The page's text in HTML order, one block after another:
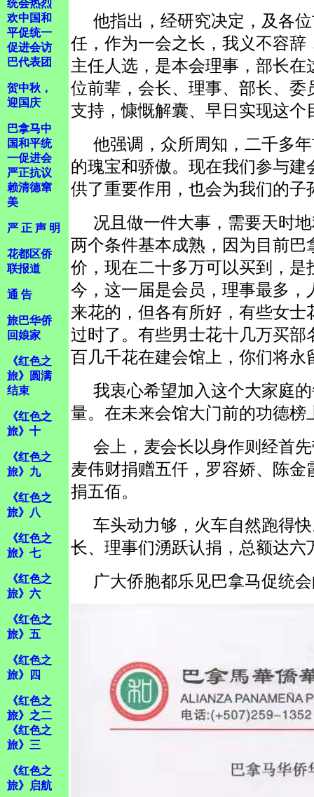
统会热烈
欢中国和
平促统一
促进会访
巴代表团
贺中秋，
迎国庆
巴拿马中
国和平统
一促进会
严正抗议
赖清德窜
美
严 正 声 明
花都区侨
联报道
通 告
旅巴华侨
回娘家
《红色之
旅》圆满
结束
《红色之
旅》十
《红色之
旅》九
《红色之
旅》八
《红色之
旅》七
《红色之
旅》六
《红色之
旅》五
《红色之
旅》四
《红色之
旅》之二
《红色之
旅》三
《红色之
旅》启航
他指出，经研究决定，及各
任，作为一会之长，我义不容
主任人选，是本会理事，部长
位前辈，会长、理事、部长、
支持，慷慨解囊、早日实现这个
他强调，众所周知，二千多
的瑰宝和骄傲。现在我们参与
供了重要作用，也会为我们的子
况且做一件大事，需要天时
两个条件基本成熟，因为目前
价，现在二十多万可以买到，
今，这一届是会员，理事最多
来花的，但各有所好，有些女士
过时了。有些男士花十几万买
百几千花在建会馆上，你们将
我衷心希望加入这个大家庭
量。在未来会馆大门前的功德榜
会上，麦会长以身作则经首
麦伟财捐赠五仟，罗容娇、陈
捐五佰。
车头动力够，火车自然跑得
长、理事们湧跃认捐，总额达六
广大侨胞都乐见巴拿马促统